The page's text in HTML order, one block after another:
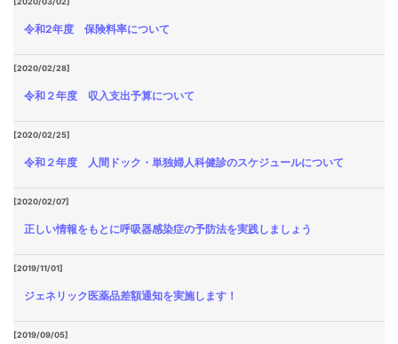
令和2年度 保険料率について
[2020/02/28]
令和２年度 収入支出予算について
[2020/02/25]
令和２年度 人間ドック・単独婦人科健診のスケジュールについて
[2020/02/07]
正しい情報をもとに呼吸器感染症の予防法を実践しましょう
[2019/11/01]
ジェネリック医薬品差額通知を実施します！
[2019/09/05]